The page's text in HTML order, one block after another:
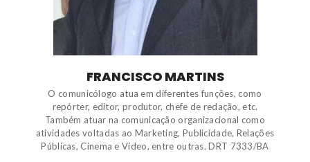
FRANCISCO MARTINS
O comunicólogo atua em diferentes funções, como
repórter, editor, produtor, chefe de redação, etc.
Também atuar na comunicação organizacional como
atividades voltadas ao Marketing, Publicidade, Relações
Públicas, Cinema e Vídeo, entre outras. DRT 7333/BA